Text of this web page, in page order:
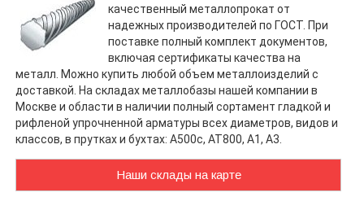
качественный металлопрокат от
надежных производителей по ГОСТ. При
поставке полный комплект документов,
включая сертификаты качества на
металл. Можно купить любой объем металлоизделий с
доставкой. На складах металлобазы нашей компании в
Москве и области в наличии полный сортамент гладкой и
рифленой упрочненной арматуры всех диаметров, видов и
классов, в прутках и бухтах: А500с, АТ800, А1, А3.
Наши склады на карте